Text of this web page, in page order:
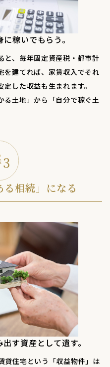
稼いでもらう。
と、毎年固定資産税・都市計
を建てれば、家賃収入でそれ
した収益も生まれます。
る土地」から「自分で稼ぐ土
相続」になる
す資産として遺す。
貸住宅という「収益物件」は